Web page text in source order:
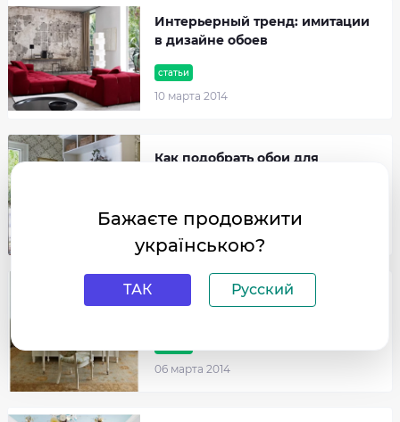
статьи
10 марта 2014
Интерьерный тренд: имитации
в дизайне обоев
07 марта 2014
Как подобрать обои для
06 марта 2014
Как применить обои в полоску в
Бажаєте продовжити
українською?
ТАК Русский